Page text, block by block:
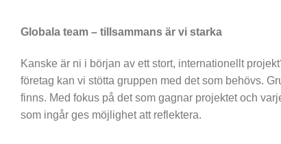
Globala team – tillsammans är vi starka
Kanske är ni i början av ett stort, internationellt
företag kan vi stötta gruppen med det som behövs.
finns. Med fokus på det som gagnar projektet och
som ingår ges möjlighet att reflektera.